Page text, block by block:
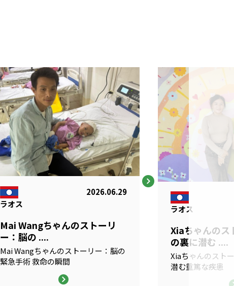
ラオス
2026.06.29
Mai Wangちゃんのストーリ
ー：脳の ....
Mai Wangちゃんのストーリー：脳の
緊急手術 救命の瞬間
ラオス
Xiaちゃんのス
の裏に潜む ....
Xiaちゃんのスト
潜む重篤な疾患